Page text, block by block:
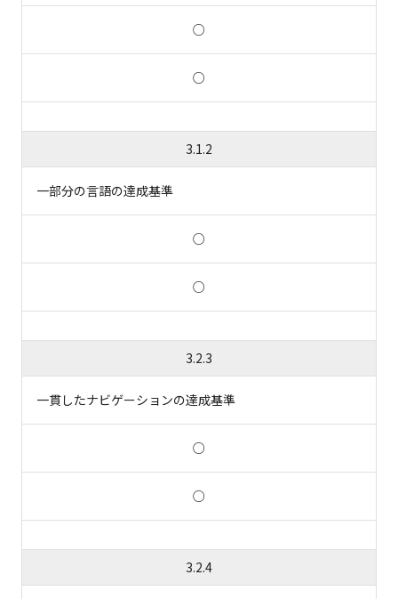
○
○
3.1.2
一部分の言語の達成基準
○
○
3.2.3
一貫したナビゲーションの達成基準
○
○
3.2.4